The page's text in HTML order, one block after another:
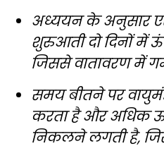
अध्ययन के अनुसार
शुरुआती दो दिनों में
जिससे वातावरण में
समय बीतने पर
करता है और अधिक
निकलने लगती है,